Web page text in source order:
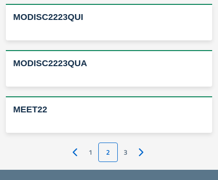
MODISC2223QUI
MODISC2223QUA
MEET22
Pagina precedente
1 2 3 Pagina successiva